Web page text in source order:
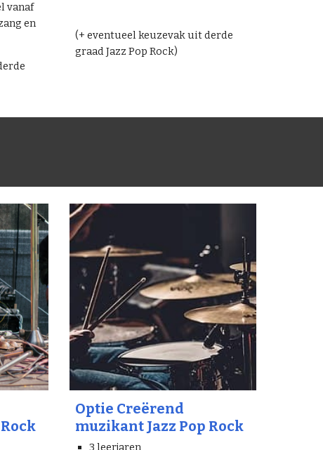
vanaf
en
(+ eventueel keuzevak uit derde
graad Jazz Pop Rock)
Optie Creërend
muzikant Jazz Pop Rock